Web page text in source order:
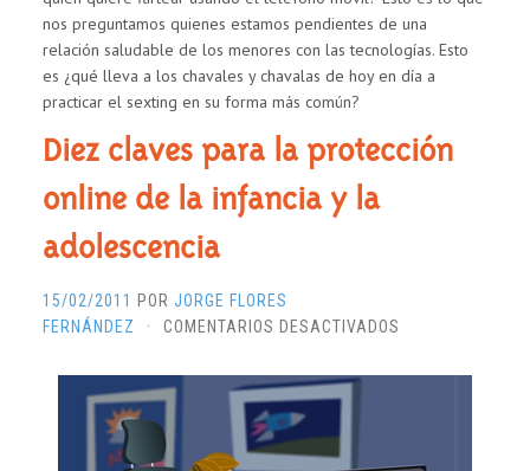
nos preguntamos quienes estamos pendientes de una
relación saludable de los menores con las tecnologías. Esto
es ¿qué lleva a los chavales y chavalas de hoy en día a
practicar el sexting en su forma más común?
Diez claves para la protección
online de la infancia y la
adolescencia
15/02/2011 POR JORGE FLORES
FERNÁNDEZ
· COMENTARIOS DESACTIVADOS
CLAVES